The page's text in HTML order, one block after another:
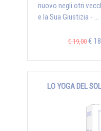
nuovo negli otri
e la Sua Giustizia - ...
€ 19,00 €
LO YOGA DEL